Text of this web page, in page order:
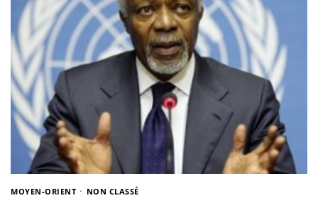
MOYEN-ORIENT NON CLASSÉ